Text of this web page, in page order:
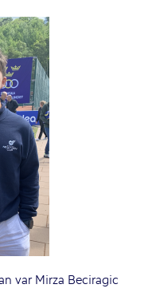
var Mirza Beciragic